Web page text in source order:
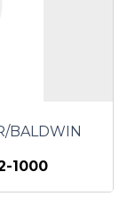
BALDWIN
1000